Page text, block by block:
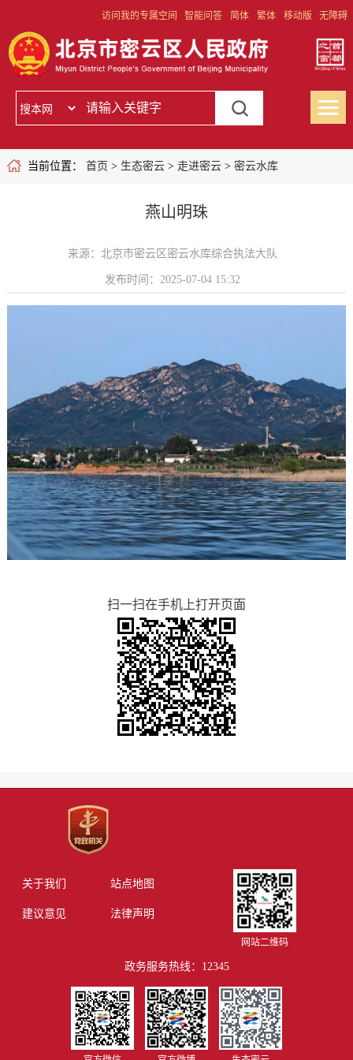
访问我的专属空间 智能问答 简体 繁体 移动版 无障碍
当前位置： 首页 > 生态密云> 走进密云> 密云水库
燕山明珠
来源：北京市密云区密云水库综合执法大队
发布时间：2025-07-04 15:32
扫一扫在手机上打开页面
关于我们 站点地图
建议意见 法律声明
网站二维码
政务服务热线：12345